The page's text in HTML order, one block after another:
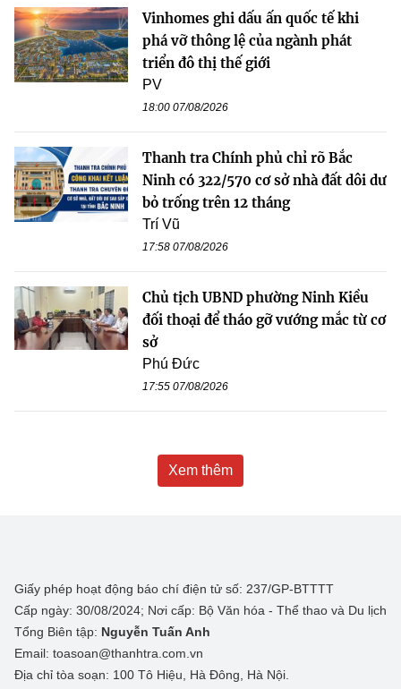
Vinhomes ghi dấu ấn quốc tế khi
phá vỡ thông lệ của ngành phát
triển đô thị thế giới
PV
18:00 07/08/2026
Thanh tra Chính phủ chỉ rõ Bắc
Ninh có 322/570 cơ sở nhà đất dôi dư
bỏ trống trên 12 tháng
Trí Vũ
17:58 07/08/2026
Chủ tịch UBND phường Ninh Kiều
đối thoại để tháo gỡ vướng mắc từ cơ
sở
Phú Đức
17:55 07/08/2026
Xem thêm
Giấy phép hoạt động báo chí điện tử số: 237/GP-BTTTT
Cấp ngày: 30/08/2024; Nơi cấp: Bộ Văn hóa - Thể thao và Du lịch
Tổng Biên tập: Nguyễn Tuấn Anh
Email: toasoan@thanhtra.com.vn
Địa chỉ tòa soạn: 100 Tô Hiệu, Hà Đông, Hà Nội.